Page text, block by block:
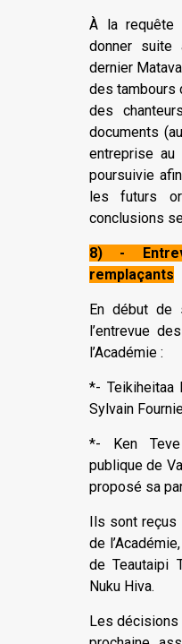
À la requête
donner suite
dernier
des tambours
des
documents
entreprise
poursuivie
les futurs
conclusions
8) -
remplaçants
En début de
l’entrevue
l’Académie :
*- Teikiheitaa
Sylvain
*- Ken Teve
publique de
proposé sa
Ils sont
de
de Teautaipi
Nuku Hiva.
Les